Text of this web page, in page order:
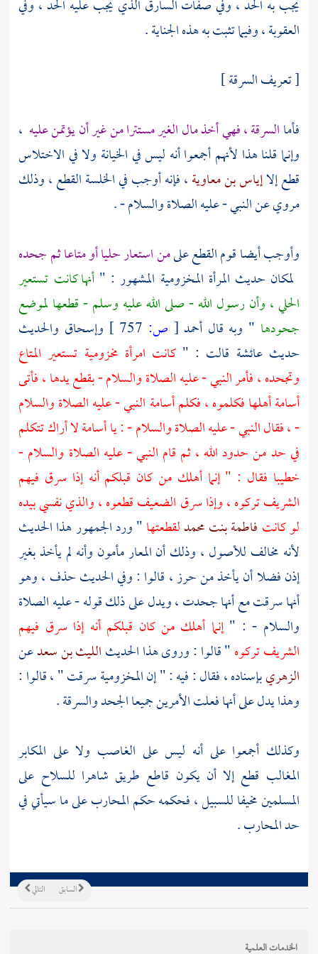
يجب به الحد ، وفي صفات السارق الذي يجب عليه الحد ، وفي
العقوبة ، وفيما تثبت به هذه الجناية .
[ تعريف السرقة ]
فأماالسرقة ، فهي أخذ مال الغير مستترا من غير أن يؤتمن عليه ،
وإنما قلنا هذا لأنهم أجمعوا أنه ليس في الخيانة ولا في الاختلاس
قطع إلاإياس بن معاوية، فإنه أوجب في الخلسة القطع ، وذلك
مروي عن النبي - عليه الصلاة والسلام - .
وأوجب أيضا قوم القطع علىمن استعار حليا أو متاعا ثم جحده
لمكان حديث المرأة المخزومية المشهور : "أنها كانت تستعير
الحلي ، وأن رسول الله - صلى الله عليه وسلم - قطعها لموضع
جحودها " وبه قال أحمد [ ص: وإسحاق والحديث
حديثعائشة قالت : "كانت امرأة مخزومية تستعير المتاع
وتجحده ، فأمر النبي - عليه الصلاة والسلام - بقطع يدها ، فأتى
أسامةأهلها فكلموه ، فكلمأسامة النبي - عليه الصلاة والسلام
- ، فقال النبي - عليه الصلاة والسلام - : ياأسامةلا أراك تتكلم
في حد من حدود الله ، ثم قام النبي - عليه الصلاة والسلام -
خطيبا فقال : " إنما أهلك من كان قبلكم أنه إذا سرق فيهم
الشريف تركوه ، وإذا سرق الضعيف قطعوه ، والذي نفسي بيده
لو كانت فاطمة بنت محمدلقطعتها" ورد الجمهور هذا الحديث
لأنه مخالف للأصول ، وذلك أن المعار مأمون وأنه لم يأخذ بغير
إذن فضلا أن يأخذ من حرز ، قالوا : وفي الحديث حذف ، وهو
أنها سرقت مع أنها جحدت ، ويدل على ذلك قوله - عليه الصلاة
والسلام - : "إنما أهلك من كان قبلكم أنه إذا سرق فيهم
الشريف تركوه" قالوا : وروى هذا الحديثالليث بن سعدعن
الزهريبإسناده ، فقال : فيه : " إن المخزومية سرقت " ، قالوا :
وهذا يدل على أنها فعلت الأمرين جميعا الجحد والسرقة .
وكذلك أجمعوا على أنه ليس على الغاصب ولا على المكابر
المغالب قطع إلا أن يكون قاطع طريق شاهرا للسلاح على
المسلمين مخيفا للسبيل ، فحكمه حكم المحارب على ما سيأتي في
حد المحارب .
التالي السابق
الخدمات العلمية